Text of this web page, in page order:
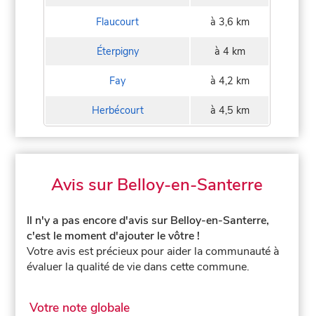
Flaucourt à 3,6 km
Éterpigny à 4 km
Fay à 4,2 km
Herbécourt à 4,5 km
Avis sur Belloy-en-Santerre
Il n'y a pas encore d'avis sur Belloy-en-Santerre,
c'est le moment d'ajouter le vôtre !
Votre avis est précieux pour aider la communauté à
évaluer la qualité de vie dans cette commune.
Votre note globale